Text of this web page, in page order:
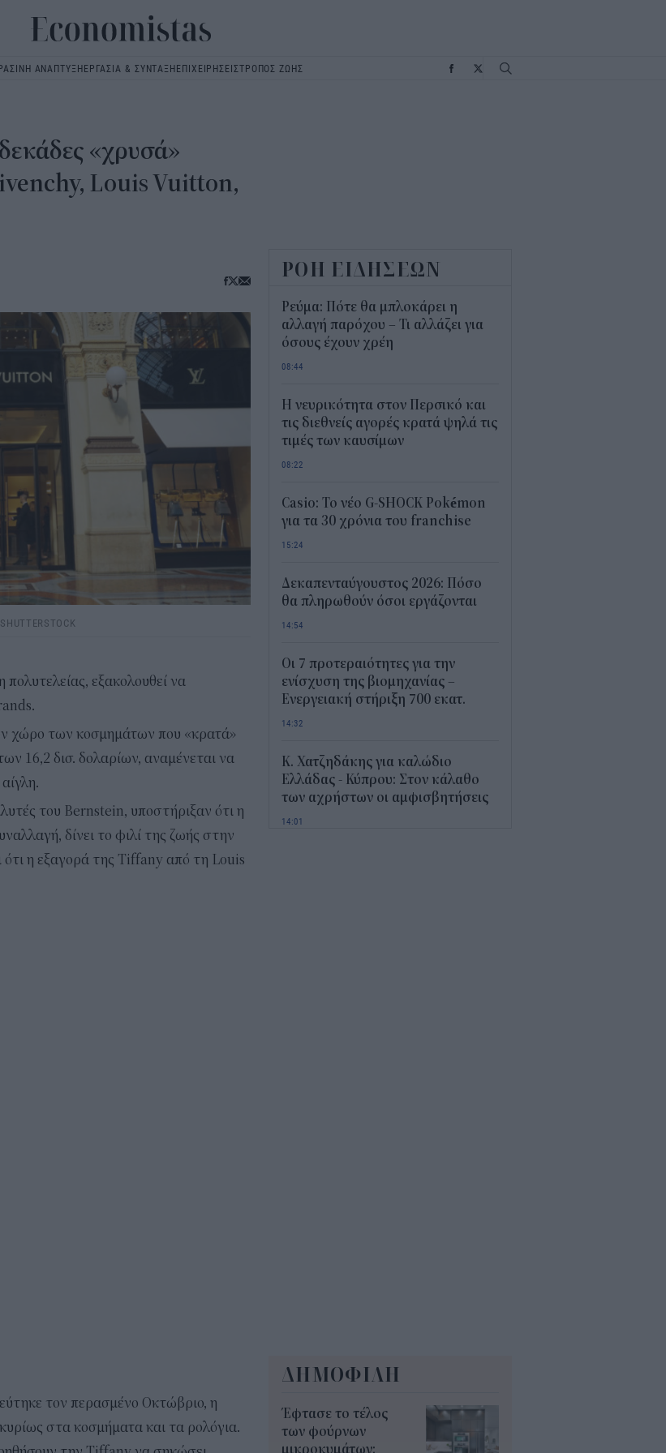
ΑΝΑΠΤΥΞΗΕΡΓΑΣΙΑ & ΣΥΝΤΑΞΗΕΠΙΧΕΙΡΗΣΕΙΣΤΡΟΠΟΣ ΖΩΗΣ
«χρυσά»
Louis Vuitton,
πολυτελείας, εξακολουθεί να
χώρο των κοσμημάτων που «κρατά»
16,2 δισ. δολαρίων, αναμένεται να
του Bernstein, υποστήριξαν ότι η
δίνει το φιλί της ζωής στην
ότι η εξαγορά της Tiffany από τη Louis
τον περασμένο Οκτώβριο, η
στα κοσμήματα και τα ρολόγια.
ΡΟΗ ΕΙΔΗΣΕΩΝ
Ρεύμα: Πότε θα μπλοκάρει η
αλλαγή παρόχου – Τι αλλάζει για
όσους έχουν χρέη
08:44
Η νευρικότητα στον Περσικό και
τις διεθνείς αγορές κρατά ψηλά τις
τιμές των καυσίμων
08:22
Casio: Το νέο G-SHOCK Pokémon
για τα 30 χρόνια του franchise
15:24
Δεκαπενταύγουστος 2026: Πόσο
θα πληρωθούν όσοι εργάζονται
14:54
Οι 7 προτεραιότητες για την
ενίσχυση της βιομηχανίας –
Ενεργειακή στήριξη 700 εκατ.
14:32
Κ. Χατζηδάκης για καλώδιο
Ελλάδας - Κύπρου: Στον κάλαθο
των αχρήστων οι αμφισβητήσεις
14:01
ΔΗΜΟΦΙΛΗ
Έφτασε το τέλος
των φούρνων
μικροκυμάτων;